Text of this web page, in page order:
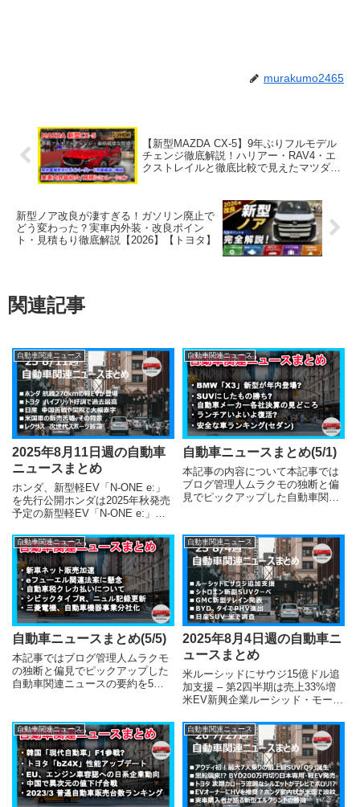
murakumo2465
【新型MAZDA CX-5】9年ぶりフルモデル
チェンジ徹底解説！ハリアー・RAV4・エ
クストレイルと徹底比較で見えたマツダの
新型ノア改良が凄すぎる！ガソリン廃止で
どう変わった？実車内外装・改良ポイン
ト・見積もり徹底解説【2026】【トヨタ】
関連記事
自動車関連ニュース
2025年8月11日週の自動車
ニュースまとめ
ホンダ、新型軽EV「N-ONE e:」
を先行公開ホンダは2025年秋発売
予定の新型軽EV「N-ONE e:」を
を開始しました。昨年発売の商用
軽EV「N-VAN e:」に続く乗用モ
デルで、航続距離はWLTCモー...
自動車関連ニュース
自動車ニュースまとめ(5/1)
本記事の内容について本記事では
ブログ管理人ムラクモの独断と偏
見でピックアップした自動車関連
たら、下部のリンクから詳細をご
覧ください。皆様の参考となれば
幸いです。 (adsbygoo...
自動車関連ニュース
自動車ニュースまとめ(5/5)
本記事ではブログ管理人ムラクモ
の独断と偏見でピックアップした
自動車関連ニュースの要約を5つ
ら詳細をご覧ください。皆様の参
考となれば幸いです。(新車ネット
販売加速、eフューエル関連法案
に懸念、自動車税クレカ払いにつ
いて、シビックタイプR、ニュル
記録更新、三菱電機、自動車機器
事業分社化)
自動車関連ニュース
2025年8月4日週の自動車ニ
ュースまとめ
米ルーシッドにサウジ15億ドル追
加支援 – 第2四半期は売上33%増
米EV新興企業ルーシッド・モータ
月）の決算発表に合わせ、主要株
主であるサウジアラビアの政府系
ファンドPIFから15億ドル（約
2,175億...
自動車関連ニュース 自動車関連ニュース